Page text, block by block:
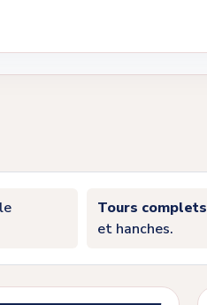
Tours complets
et hanches.